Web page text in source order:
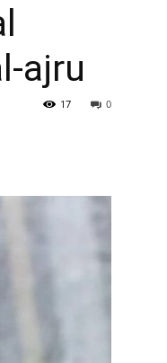
ajru
0
17